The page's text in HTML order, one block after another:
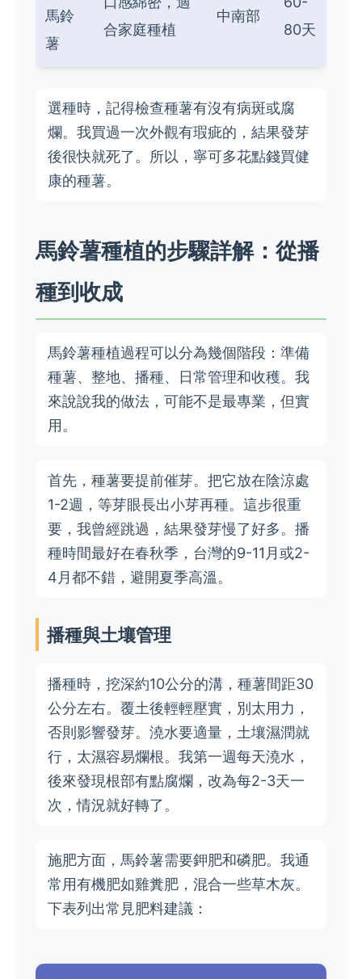
馬鈴
薯
合家庭種植
中南部
80天
選種時，記得檢查種薯有沒有病斑或腐
爛。我買過一次外觀有瑕疵的，結果發芽
後很快就死了。所以，寧可多花點錢買健
康的種薯。
馬鈴薯種植的步驟詳解：從播
種到收成
馬鈴薯種植過程可以分為幾個階段：準備
種薯、整地、播種、日常管理和收穫。我
來說說我的做法，可能不是最專業，但實
用。
首先，種薯要提前催芽。把它放在陰涼處
1-2週，等芽眼長出小芽再種。這步很重
要，我曾經跳過，結果發芽慢了好多。播
種時間最好在春秋季，台灣的9-11月或2-
4月都不錯，避開夏季高溫。
播種與土壤管理
播種時，挖深約10公分的溝，種薯間距30
公分左右。覆土後輕輕壓實，別太用力，
否則影響發芽。澆水要適量，土壤濕潤就
行，太濕容易爛根。我第一週每天澆水，
後來發現根部有點腐爛，改為每2-3天一
次，情況就好轉了。
施肥方面，馬鈴薯需要鉀肥和磷肥。我通
常用有機肥如雞糞肥，混合一些草木灰。
下表列出常見肥料建議：